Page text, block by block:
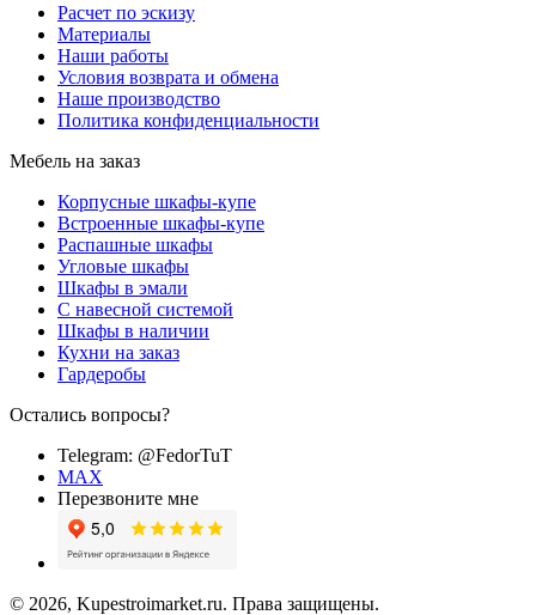
Расчет по эскизу
Материалы
Наши работы
Условия возврата и обмена
Наше производство
Политика конфиденциальности
Мебель на заказ
Корпусные шкафы-купе
Встроенные шкафы-купе
Распашные шкафы
Угловые шкафы
Шкафы в эмали
C навесной системой
Шкафы в наличии
Кухни на заказ
Гардеробы
Остались вопросы?
Telegram: @FedorTuT
MAX
Перезвоните мне
© 2026, Kupestroimarket.ru. Права защищены.